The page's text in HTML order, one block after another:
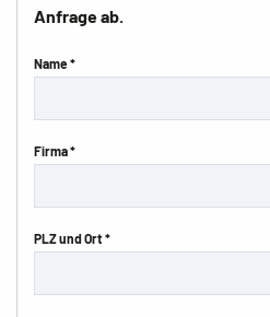
Anfrage ab.
Name *
Firma *
PLZ und Ort *